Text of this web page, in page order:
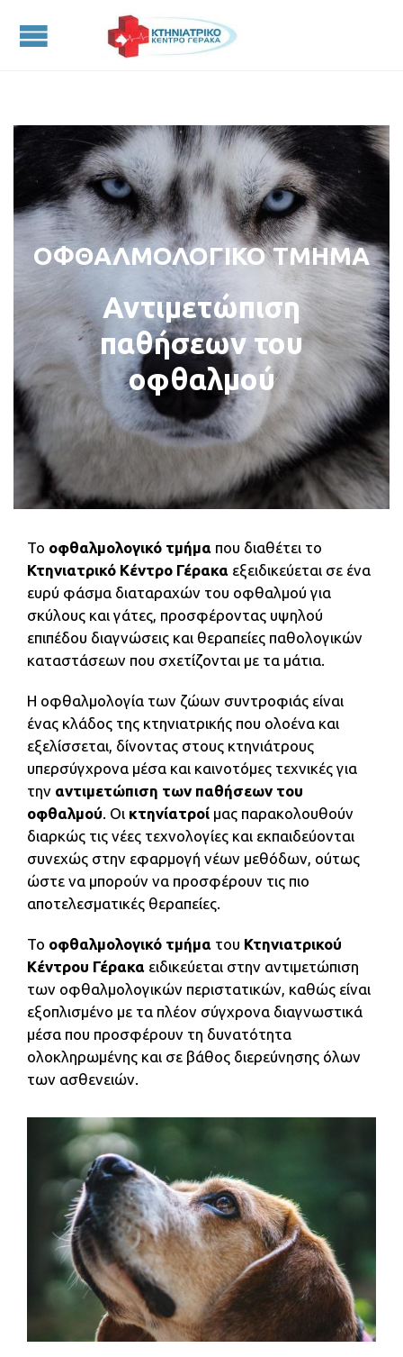
ΟΦΘΑΛΜΟΛΟΓΙΚΟ ΤΜΗΜΑ
Αντιμετώπιση
παθήσεων του
οφθαλμού
Το οφθαλμολογικό τμήμα που διαθέτει το
Κτηνιατρικό Κέντρο Γέρακα εξειδικεύεται σε ένα
ευρύ φάσμα διαταραχών του οφθαλμού για
σκύλους και γάτες, προσφέροντας υψηλού
επιπέδου διαγνώσεις και θεραπείες παθολογικών
καταστάσεων που σχετίζονται με τα μάτια.
Η οφθαλμολογία των ζώων συντροφιάς είναι
ένας κλάδος της κτηνιατρικής που ολοένα και
εξελίσσεται, δίνοντας στους κτηνιάτρους
υπερσύγχρονα μέσα και καινοτόμες τεχνικές για
την αντιμετώπιση των παθήσεων του
οφθαλμού. Οι κτηνίατροί μας παρακολουθούν
διαρκώς τις νέες τεχνολογίες και εκπαιδεύονται
συνεχώς στην εφαρμογή νέων μεθόδων, ούτως
ώστε να μπορούν να προσφέρουν τις πιο
αποτελεσματικές θεραπείες.
Το οφθαλμολογικό τμήμα του Κτηνιατρικού
Κέντρου Γέρακα ειδικεύεται στην αντιμετώπιση
των οφθαλμολογικών περιστατικών, καθώς είναι
εξοπλισμένο με τα πλέον σύγχρονα διαγνωστικά
μέσα που προσφέρουν τη δυνατότητα
ολοκληρωμένης και σε βάθος διερεύνησης όλων
των ασθενειών.